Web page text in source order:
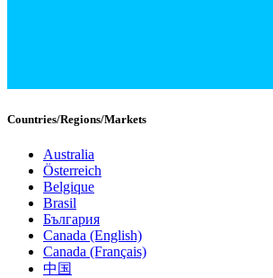
Countries/Regions/Markets
Australia
Österreich
Belgique
Brasil
България
Canada (English)
Canada (Français)
中国